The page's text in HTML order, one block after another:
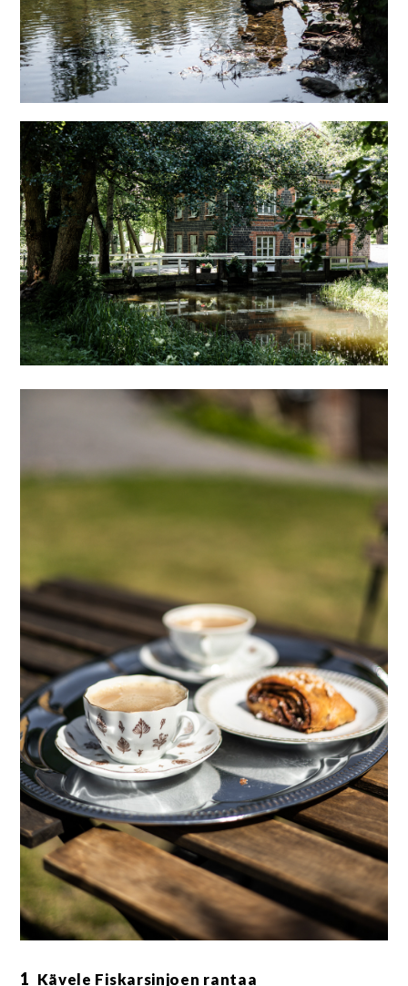
1 Kävele Fiskarsinjoen rantaa